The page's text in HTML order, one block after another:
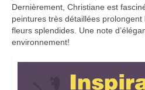
Dernièrement, Christiane est
peintures très détaillées
fleurs splendides. Une note
environnement!